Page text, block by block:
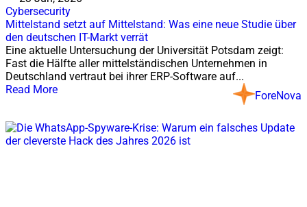
Cybersecurity
Mittelstand setzt auf Mittelstand: Was eine neue Studie über
den deutschen IT-Markt verrät
Eine aktuelle Untersuchung der Universität Potsdam zeigt:
Fast die Hälfte aller mittelständischen Unternehmen in
Deutschland vertraut bei ihrer ERP-Software auf...
Read More
ForeNova